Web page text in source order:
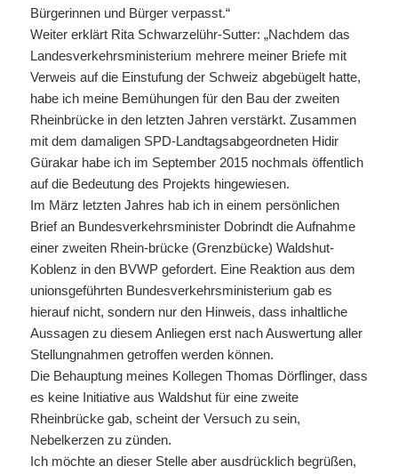
Bürgerinnen und Bürger verpasst.“
Weiter erklärt Rita Schwarzelühr-Sutter: „Nachdem das
Landesverkehrsministerium mehrere meiner Briefe mit
Verweis auf die Einstufung der Schweiz abgebügelt hatte,
habe ich meine Bemühungen für den Bau der zweiten
Rheinbrücke in den letzten Jahren verstärkt. Zusammen
mit dem damaligen SPD-Landtagsabgeordneten Hidir
Gürakar habe ich im September 2015 nochmals öffentlich
auf die Bedeutung des Projekts hingewiesen.
Im März letzten Jahres hab ich in einem persönlichen
Brief an Bundesverkehrsminister Dobrindt die Aufnahme
einer zweiten Rhein-brücke (Grenzbücke) Waldshut-
Koblenz in den BVWP gefordert. Eine Reaktion aus dem
unionsgeführten Bundesverkehrsministerium gab es
hierauf nicht, sondern nur den Hinweis, dass inhaltliche
Aussagen zu diesem Anliegen erst nach Auswertung aller
Stellungnahmen getroffen werden können.
Die Behauptung meines Kollegen Thomas Dörflinger, dass
es keine Initiative aus Waldshut für eine zweite
Rheinbrücke gab, scheint der Versuch zu sein,
Nebelkerzen zu zünden.
Ich möchte an dieser Stelle aber ausdrücklich begrüßen,